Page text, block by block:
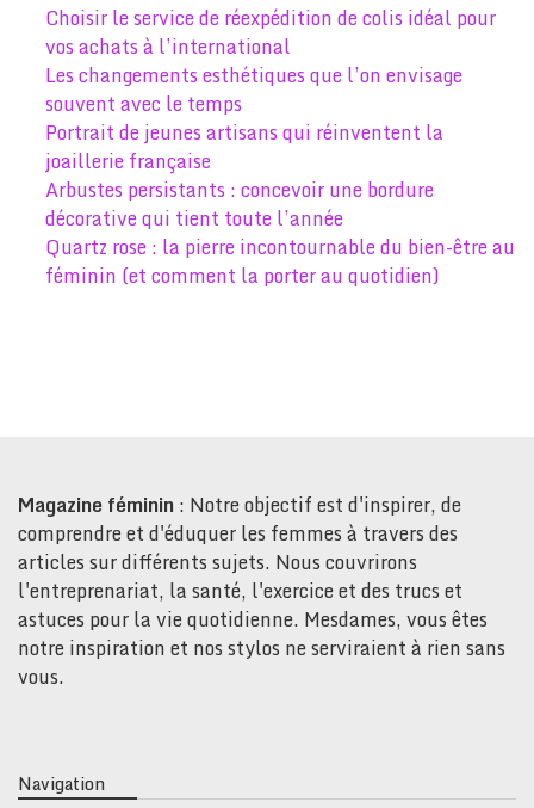
Choisir le service de réexpédition de colis idéal pour
vos achats à l’international
Les changements esthétiques que l’on envisage
souvent avec le temps
Portrait de jeunes artisans qui réinventent la
joaillerie française
Arbustes persistants : concevoir une bordure
décorative qui tient toute l’année
Quartz rose : la pierre incontournable du bien-être au
féminin (et comment la porter au quotidien)
Magazine féminin: Notre objectif est d'inspirer, de
comprendre et d'éduquer les femmes à travers des
articles sur différents sujets. Nous couvrirons
l'entreprenariat, la santé, l'exercice et des trucs et
astuces pour la vie quotidienne. Mesdames, vous êtes
notre inspiration et nos stylos ne serviraient à rien sans
vous.
Navigation